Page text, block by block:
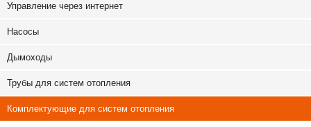
Управление через интернет
Насосы
Дымоходы
Трубы для систем отопления
Комплектующие для систем отопления